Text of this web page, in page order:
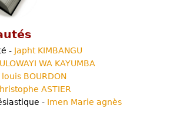
- Japht KIMBANGU
WA KAYUMBA
louis BOURDON
ASTIER
- Imen Marie agnès